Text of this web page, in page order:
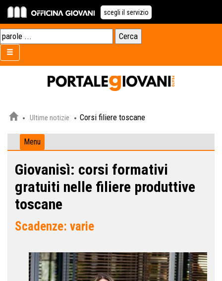
scegli il servizio
Ultime notizie Corsi filiere toscane
Menu
Giovanisì: corsi formativi
gratuiti nelle filiere produttive
toscane
Scadenze: varie